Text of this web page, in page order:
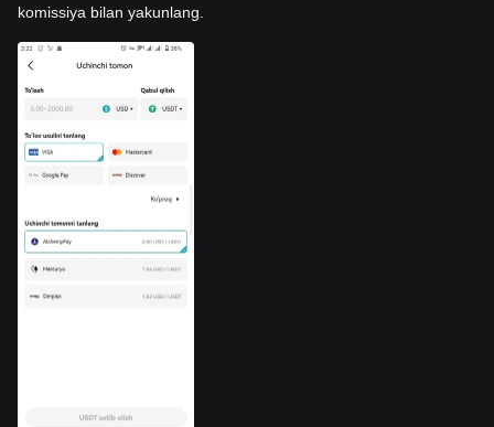
komissiya bilan yakunlang.